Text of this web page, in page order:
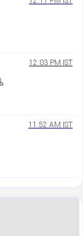
12:03 PM IST
11:52 AM IST